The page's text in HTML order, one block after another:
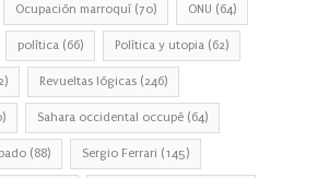
Ocupación marroquí (70) ONU (64)
política (66) Política y utopia (62)
Revueltas lógicas (246)
Sahara occidental occupé (64)
(88) Sergio Ferrari (145)